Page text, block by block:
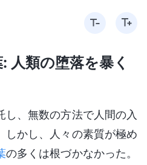
人類の堕落を暴く
し、無数の方法で人間の入
しかし、人々の素質が極め
の多くは根づかなかった。